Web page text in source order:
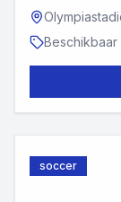
Beschikbaar
soccer